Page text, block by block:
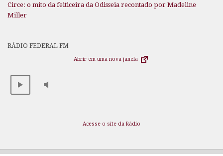
Circe: o mito da feiticeira da Odisseia recontado por Madeline
Miller
RÁDIO FEDERAL FM
Abrir em uma nova janela
Acesse o site da Rádio